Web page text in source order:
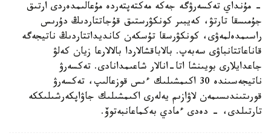
- مۇنداي تەكسەرۋگە جەكە مەكتەپتەردە مۇعالىمدەردى ارتىق
جۇمىسقا تارتۋ، كەيبىر كونكۋرستىق قۇجاتتاردىڭ دۇرىس
راسىمدەلمەۋى، كونكۋرسقا تۇسكەن كانديداتتاردىڭ ناتيجەگە
قاناعاتتانباۋى سەبەپ. بالاباقشالاردا بالالارعا زيان كەلۋ
جاعدايلارى بويىنشا اتا-انالار شاعىمدانادى. تەكسەرۋ
ناتيجەسىندە 30 اكىمشىلىك ءىس قوزعالىپ، تەكسەرۋ
قورىتىندىسىمەن لاۋازىم يەلەرى اكىمشىلىك جاۋاپكەرشىلىككە
تارتىلدى، - دەدى ءمادي بەكماعانبەتوۆ.